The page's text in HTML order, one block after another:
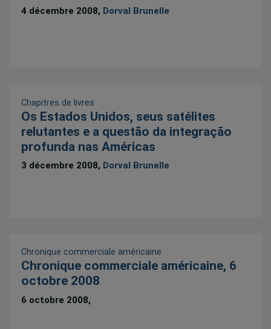
4 décembre 2008, Dorval Brunelle
Chapitres de livres
Os Estados Unidos, seus satélites
relutantes e a questão da integração
profunda nas Américas
3 décembre 2008, Dorval Brunelle
Chronique commerciale américaine
Chronique commerciale américaine, 6
octobre 2008
6 octobre 2008,